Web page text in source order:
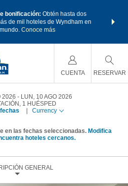
bonificación:Obtén hasta dos
de mil hoteles de Wyndham en
Conoce más
de viaje
CUENTA RESERVAR
2026
LUN, 10 AGO 2026
, 1 HUÉSPED
Currency
en las fechas seleccionadas. Modifica
hoteles cercanos.
GENERAL